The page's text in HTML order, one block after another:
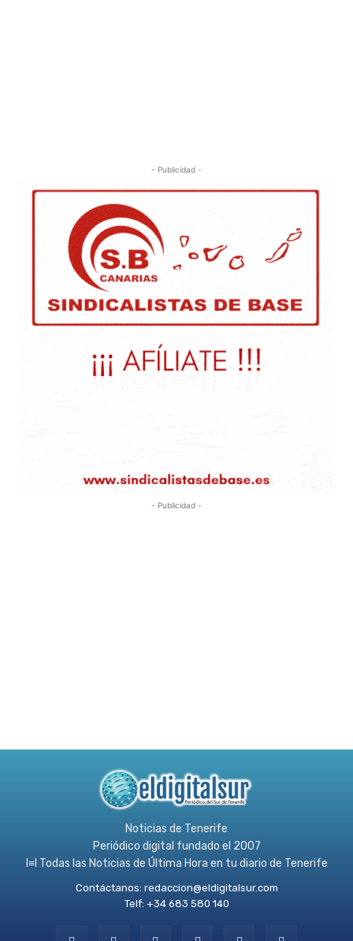
- Publicidad -
- Publicidad -
Noticias de Tenerife
Periódico digital fundado el 2007
l≡l Todas las Noticias de Última Hora en tu diario de Tenerife
Contáctanos: redaccion@eldigitalsur.com
Telf: +34 683 580 140